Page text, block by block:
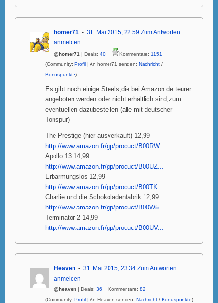
homer71 31. Mai 2015, 22:59 Zum Antworten
anmelden
@homer71 | Deals: 40 Kommentare: 1151
(Community: Profil | An homer71 senden: Nachricht /
Bonuspunkte)
Es gibt noch einige Steels,die bei Amazon.de teurer
angeboten werden oder nicht erhältlich sind,zum
eventuellen dazubestellen (alle mit deutscher
Tonspur)
The Prestige (hier ausverkauft) 12,99
http://www.amazon.fr/gp/product/B00RW...
Apollo 13 14,99
http://www.amazon.fr/gp/product/B00UZ...
Erbarmungslos 12,99
http://www.amazon.fr/gp/product/B00TK...
Charlie und die Schokoladenfabrik 12,99
http://www.amazon.fr/gp/product/B00W5...
Terminator 2 14,99
http://www.amazon.fr/gp/product/B00UV...
Heaven 31. Mai 2015, 23:34 Zum Antworten
anmelden
@heaven | Deals: 36 Kommentare: 82
(Community: Profil | An Heaven senden: Nachricht / Bonuspunkte)